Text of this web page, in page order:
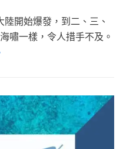
開始爆發，到二、三、
嘯一樣，令人措手不及。